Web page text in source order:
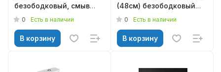
безободковый, смыв
торнадо, сиденье
690*360*790, KNOIS
0 Есть в наличии
В корзину
(48см) безободковый
белый с сид. дюр.
0 Есть в наличии
В корзину